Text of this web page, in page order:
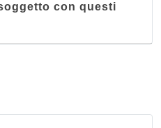
con questi